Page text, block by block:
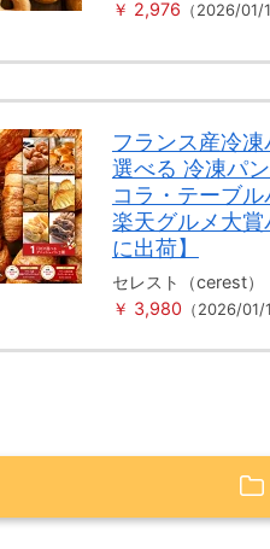
￥ 2,976 （2026/01/
フランス産冷
選べる 冷凍パ
コラ・テーブ
楽天グルメ大
に出荷】
セレスト（cerest）
￥ 3,980 （2026/01/